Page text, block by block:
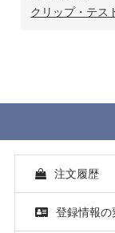
クリップ・テス
注文履歴
登録情報の